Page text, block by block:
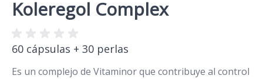
Koleregol Complex
60 cápsulas + 30 perlas
Es un complejo de Vitaminor que contribuye al control